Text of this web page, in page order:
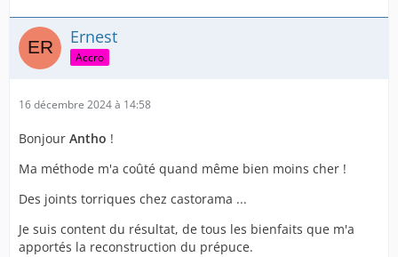
Ernest
Accro
16 décembre 2024 à 14:58
Bonjour Antho !
Ma méthode m'a coûté quand même bien moins cher !
Des joints torriques chez castorama ...
Je suis content du résultat, de tous les bienfaits que m'a
apportés la reconstruction du prépuce.